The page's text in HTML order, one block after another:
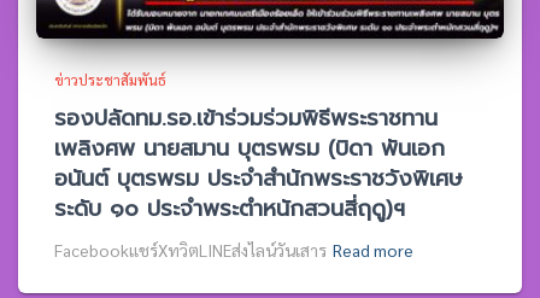
ข่าวประชาสัมพันธ์
รองปลัดทม.รอ.เข้าร่วมร่วมพิธีพระราชทาน
เพลิงศพ นายสมาน บุตรพรม (บิดา พันเอก
อนันต์ บุตรพรม ประจำสำนักพระราชวังพิเศษ
ระดับ ๑๐ ประจำพระตำหนักสวนสี่ฤดู)ฯ
Facebookแชร์XทวิตLINEส่งไลน์วันเสาร Read more